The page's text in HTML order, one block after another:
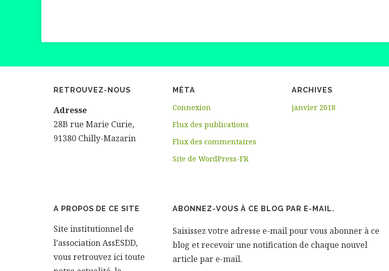
RETROUVEZ-NOUS
Adresse
28B rue Marie Curie,
91380 Chilly-Mazarin
MÉTA
Connexion
Flux des publications
Flux des commentaires
Site de WordPress-FR
ARCHIVES
janvier 2018
A PROPOS DE CE SITE
Site institutionnel de
l’association AssESDD,
vous retrouvez ici toute
ABONNEZ-VOUS À CE BLOG PAR E-MAIL.
Saisissez votre adresse e-mail pour vous abonner à ce
blog et recevoir une notification de chaque nouvel
article par e-mail.